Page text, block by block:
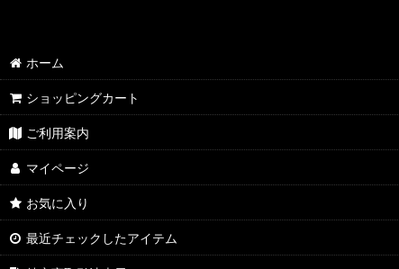
ホーム
ショッピングカート
ご利用案内
マイページ
お気に入り
最近チェックしたアイテム